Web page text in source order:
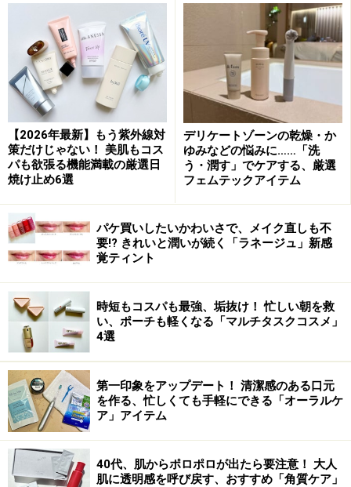
手のひらを使ってしっかりハンドプレス
肌の乾燥は、化粧崩れの原因に。メイク前には、肌に充
分なうるおいを与えます。化粧水は、ハンドプレスでじ
っくりと浸透させます。化粧水を馴染ませたあとは、美
容液やクリームを顔全体に馴染ませましょう。
リフトアップ感が出る「リキッドファン
デ」がおすすめ
若見えには保湿力の高いリキッドファンデが良い
若々しい印象を引き出すには、断然リキッドファンデー
ションがおすすめです。自然なツヤとリフトアップ感を
出すことができます。
ファンデーションを美しく仕上げるコツ
1. 下地で肌の凹凸をカバーしてなめらかに
【2026年最新】もう紫外線対
策だけじゃない！ 美肌もコス
パも欲張る機能満載の厳選日
焼け止め6選
デリケートゾーンの乾燥・か
ゆみなどの悩みに……「洗
う・潤す」でケアする、厳選
フェムテックアイテム
パケ買いしたいかわいさで、メイク直しも不
要!? きれいと潤いが続く「ラネージュ」新感
覚ティント
時短もコスパも最強、垢抜け！ 忙しい朝を救
い、ポーチも軽くなる「マルチタスクコスメ」
4選
第一印象をアップデート！ 清潔感のある口元
を作る、忙しくても手軽にできる「オーラルケ
ア」アイテム
40代、肌からポロポロが出たら要注意！ 大人
肌に透明感を呼び戻す、おすすめ「角質ケア」